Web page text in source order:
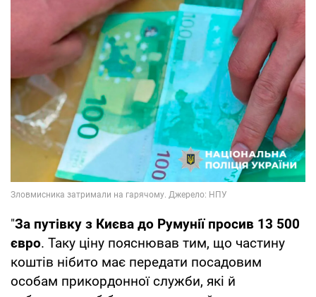
"За путівку з Києва до Румунії просив 13 500
євро. Таку ціну пояснював тим, що частину
коштів нібито має передати посадовим
особам прикордонної служби, які й